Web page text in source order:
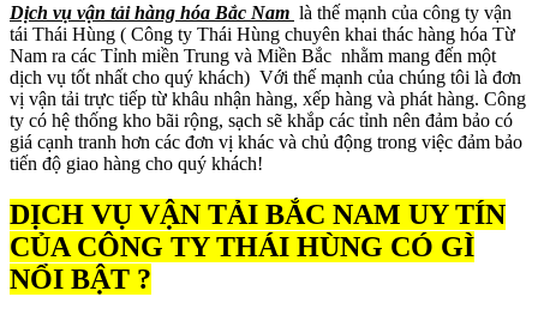
Dịch vụ vận tải hàng hóa Bắc Nam là thế mạnh của công ty vận
tái Thái Hùng ( Công ty Thái Hùng chuyên khai thác hàng hóa Từ
Nam ra các Tỉnh miền Trung và Miền Bắc nhằm mang đến một
dịch vụ tốt nhất cho quý khách) Với thế mạnh của chúng tôi là đơn
vị vận tải trực tiếp từ khâu nhận hàng, xếp hàng và phát hàng. Công
ty có hệ thống kho bãi rộng, sạch sẽ khắp các tỉnh nên đảm bảo có
giá cạnh tranh hơn các đơn vị khác và chủ động trong việc đảm bảo
tiến độ giao hàng cho quý khách!
DỊCH VỤ VẬN TẢI BẮC NAM UY TÍN
CỦA CÔNG TY THÁI HÙNG CÓ GÌ
NỔI BẬT ?